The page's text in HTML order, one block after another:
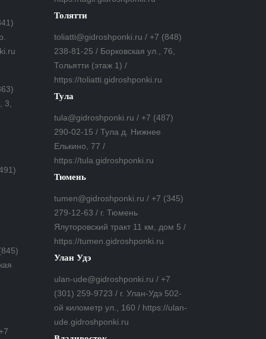
3,
Толятти
toliatti@gidroshponki.ru / +7 (848)
238-81-25 / Борковская ул., 76,
Тольятти (этаж 1) /
https://toliatti.gidroshponki.ru
Тула
tula@gidroshponki.ru / +7 (487)
290-02-15 / Тула д. Нижнее
Елькино, 77 /
https://tula.gidroshponki.ru
Тюмень
tumen@gidroshponki.ru / +7 (345)
279-12-63 / г. Тюмень
Ялуторовский тракт 11 км, дом 5 /
https://tumen.gidroshponki.ru
Улан Удэ
ulan-ude@gidroshponki.ru / +7
(301) 259-9723 / г. Улан-Удэ 502-
ой километр ул., 160 / https://ulan-
ude.gidroshponki.ru